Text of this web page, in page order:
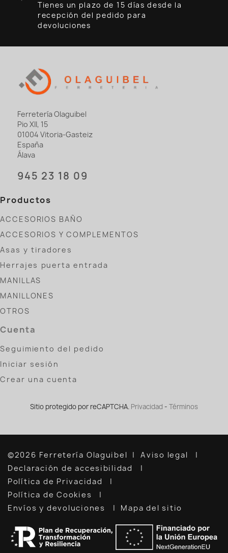
Tienes un plazo de 15 días desde la
recepción del pedido para
devoluciones
Ferretería Olaguibel
Pio XII, 15
01004 Vitoria-Gasteiz
España
Álava
945 23 18 09
Productos
ACCESORIOS BAÑO
ACCESORIOS Y COMPLEMENTOS
Asas y tiradores
Herrajes puerta entrada
MANILLAS
MANILLONES
OTROS
Cuenta
Seguimiento del pedido
Iniciar sesión
Crear una cuenta
Sitio protegido por reCAPTCHA. Privacidad - Términos
©2026 Ferretería Olaguibel
Aviso legal
Declaración de accesibilidad
Política de Privacidad
Política de Cookies
Envíos y devoluciones
Mapa del sitio